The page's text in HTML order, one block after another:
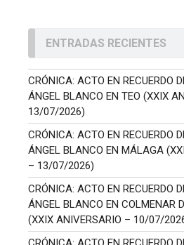
ENTRADAS RECIENTES
CRÓNICA: ACTO EN RECUERDO
ÁNGEL BLANCO EN TEO (XXIX
13/07/2026)
CRÓNICA: ACTO EN RECUERDO
ÁNGEL BLANCO EN MÁLAGA
– 13/07/2026)
CRÓNICA: ACTO EN RECUERDO
ÁNGEL BLANCO EN COLMENAR
(XXIX ANIVERSARIO – 10/07/